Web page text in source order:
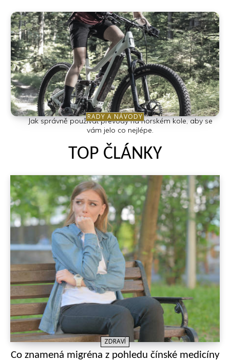
RADY A NÁVODY
Jak správně používat převody na horském kole, aby se
vám jelo co nejlépe.
TOP ČLÁNKY
ZDRAVÍ
Co znamená migréna z pohledu čínské medicíny